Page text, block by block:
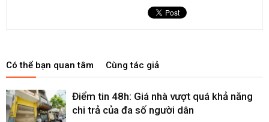
Có thể bạn quan tâm Cùng tác giả
Điểm tin 48h: Giá nhà vượt quá khả năng
chi trả của đa số người dân